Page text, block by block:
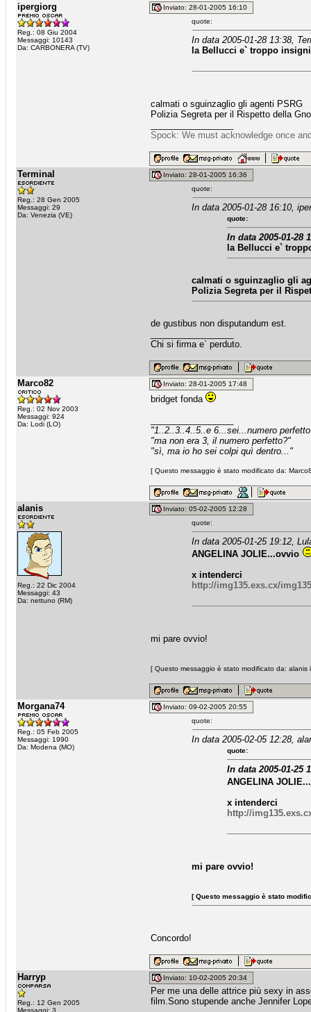
ipergiorg
Reg.: 08 Giu 2004
Messaggi: 10143
Da: CARBONERA (TV)
Inviato: 28-01-2005 16:10
quote:
In data 2005-01-28 13:38,
la Bellucci e` troppo
calmati o sguinzaglio gli agenti PSRG
Polizia Segreta per il Rispetto della
Spock: We must acknowledge once
Terminal
Reg.: 28 Gen 2005
Messaggi: 29
Da: Venezia (VE)
Inviato: 28-01-2005 16:36
quote:
In data 2005-01-28 16:10,
quote:
In data 2005-01-28
la Bellucci e`
calmati o sguinzaglio gli
Polizia Segreta per il
de gustibus non disputandum est.
Chi si firma e` perduto.
Marco82
Reg.: 02 Nov 2003
Messaggi: 924
Da: Lodi (LO)
Inviato: 28-01-2005 17:48
bridget fonda
"1..2..3..4..5..e 6...sei...numero
"ma non era 3, il numero perfetto?"
"sì, ma io ho sei colpi quì dentro..."
[ Questo messaggio è stato modificato da:
alanis
Reg.: 22 Dic 2004
Messaggi: 43
Da: nettuno (RM)
Inviato: 05-02-2005 12:28
quote:
In data 2005-01-25 19:12,
ANGELINA JOLIE...ovvio
x intenderci
http://img135.exs.cx/
mi pare ovvio!
[ Questo messaggio è stato modificato da: alanis
Morgana74
Reg.: 05 Feb 2005
Messaggi: 1990
Da: Modena (MO)
Inviato: 09-02-2005 20:55
quote:
In data 2005-02-05 12:28,
quote:
In data 2005-01-25
ANGELINA
x intenderci
http://
mi pare ovvio!
[ Questo messaggio è stato
Concordo!
Harryp
Reg.: 12 Gen 2005
Messaggi: 3
Inviato: 10-02-2005 20:34
Per me una delle attrice più sexy in
film.Sono stupende anche Jennifer